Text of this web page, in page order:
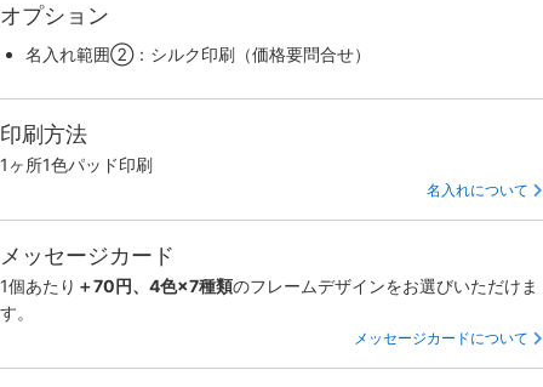
オプション
名入れ範囲②：シルク印刷（価格要問合せ）
印刷方法
1ヶ所1色パッド印刷
名入れについて
メッセージカード
1個あたり ＋70円、4色×7種類のフレームデザインをお選びいただけま
す。
メッセージカードについて